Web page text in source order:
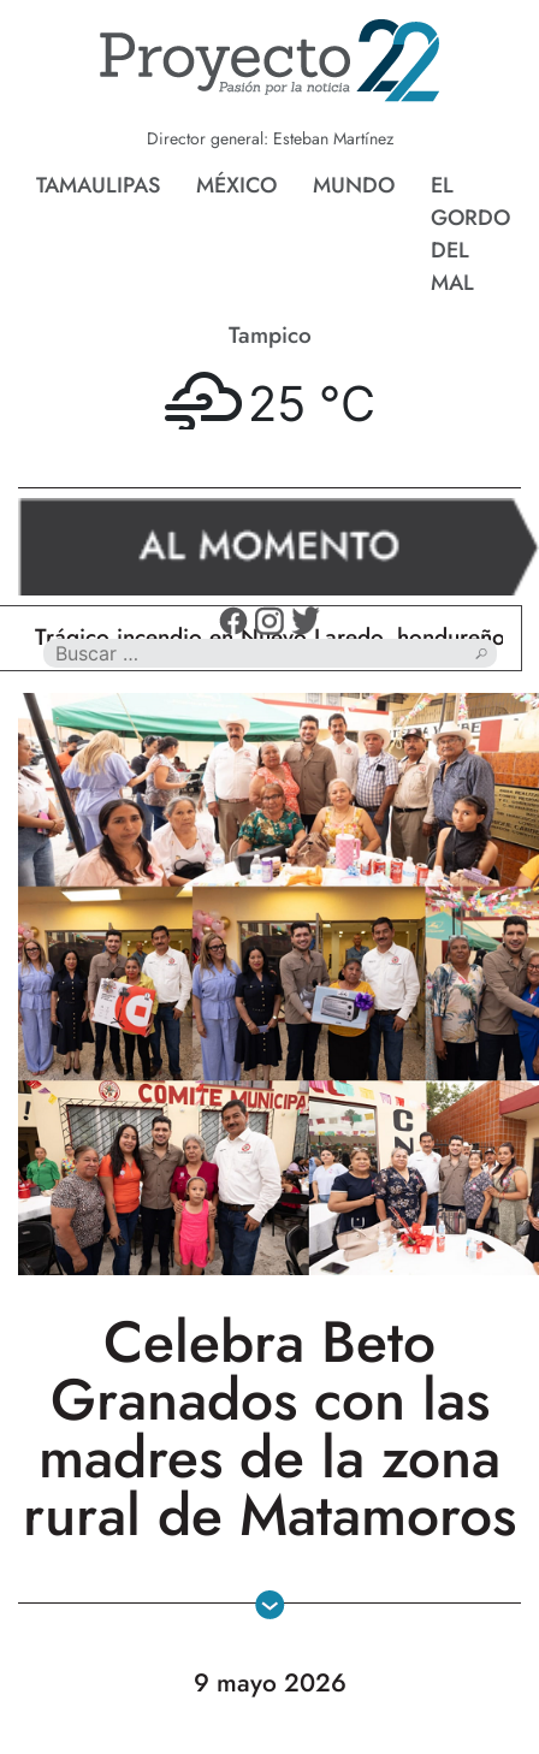
Director general: Esteban Martínez
TAMAULIPAS MÉXICO MUNDO
EL
GORDO
DEL
MAL
Tampico
25 °C
incendio en Nuevo Laredo, hondureño muere
Celebra Beto
Granados con las
madres de la zona
rural de Matamoros
9 mayo 2026